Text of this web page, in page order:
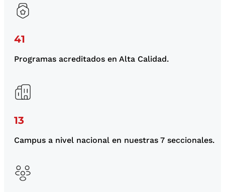
41
Programas acreditados en Alta Calidad.
13
Campus a nivel nacional en nuestras 7 seccionales.